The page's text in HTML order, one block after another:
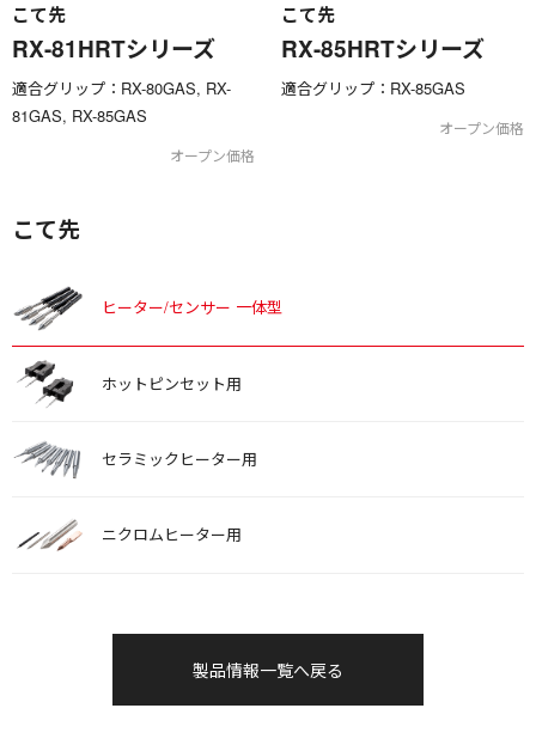
こて先
RX-81HRTシリーズ
適合グリップ：RX-80GAS, RX-
81GAS, RX-85GAS
オープン価格
こて先
RX-85HRTシリーズ
適合グリップ：RX-85GAS
オープン価格
こて先
ヒーター/センサー 一体型
ホットピンセット用
セラミックヒーター用
ニクロムヒーター用
製品情報一覧へ戻る